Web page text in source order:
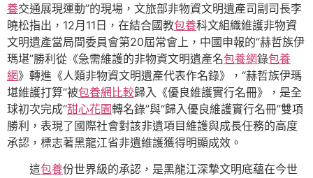
養交通展現運動”的現場，文旅部非物資文明遺產司副司長李
曉松指出，12月11日，在結合國教包養科文組織維護非物資
文明遺產當局間委員會第20屆常會上，中國申報的“赫哲族伊
瑪堪”勝利從《急需維護的非物資文明遺產名包養網錄包養
網》轉進《人類非物資文明遺產代表作名錄》，“赫哲族伊瑪
堪維護打算”被包養網比較歸入《優良維護實行名冊》，是全
球初次完成“甜心花園轉名錄”與“歸入優良維護實行名冊”雙項
勝利，表現了國際社會對該非遺項目維護與成長任務的高度
承認，標志著黑龍江省非遺維護獲得明顯成效。
這包養份世界級的承認，是黑龍江深摯文明底蘊在今世